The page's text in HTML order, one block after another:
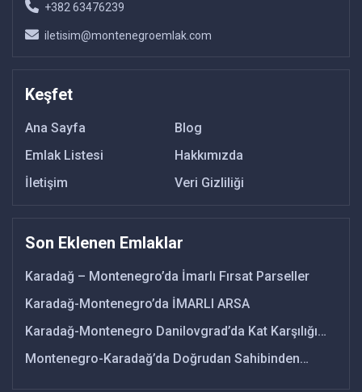
+382 63476239
iletisim@montenegroemlak.com
Keşfet
Ana Sayfa
Blog
Emlak Listesi
Hakkımızda
İletişim
Veri Gizliliği
Son Eklenen Emlaklar
Karadağ – Montenegro’da İmarlı Fırsat Parseller
Karadağ-Montenegro’da İMARLI ARSA
Karadağ-Montenegro Danilovgrad’da Kat Karşılığı
FIRSAT ARSA
Montenegro-Karadağ’da Doğrudan Sahibinden